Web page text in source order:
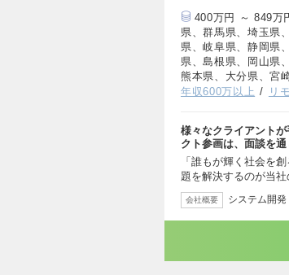
400万円 ～ 849万
県、群馬県、埼玉県
県、岐阜県、静岡県
県、島根県、岡山県
熊本県、大分県、宮
年収600万以上
リ
様々なクライアント
クト参画は、面談を
「誰もが輝く社会を
題を解決するのが当
会社概要 システム開発